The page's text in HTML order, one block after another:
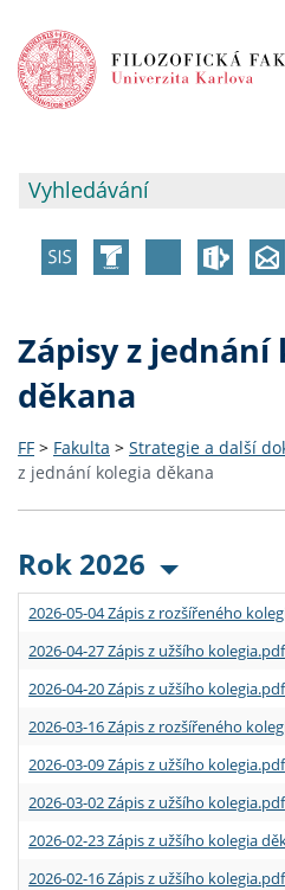
Zápisy z jednání
děkana
FF > Fakulta > Strategie a další
z jednání kolegia děkana
Rok 2026
2026-05-04 Zápis z rozšířeného
2026-04-27 Zápis z užšího kolegia.pdf
2026-04-20 Zápis z užšího kolegia.pdf
2026-03-16 Zápis z rozšířeného
2026-03-09 Zápis z užšího kolegia.pdf
2026-03-02 Zápis z užšího kolegia.pdf
2026-02-23 Zápis z užšího kolegia
2026-02-16 Zápis z užšího kolegia.pdf